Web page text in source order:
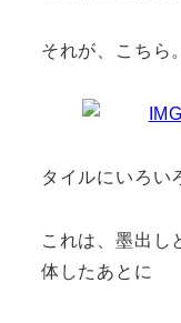
それが、こちら。
タイルにいろい
これは、墨出し
体したあとに